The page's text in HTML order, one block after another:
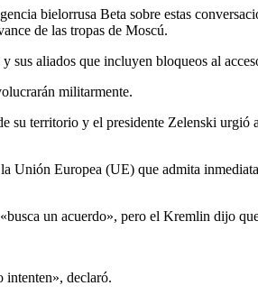
bielorrusa Beta sobre estas
de las tropas de Moscú.
sus aliados que incluyen bloqueos al
militarmente.
territorio y el presidente Zelenski
Unión Europea (UE) que admita
un acuerdo», pero el Kremlin dijo
intenten», declaró.